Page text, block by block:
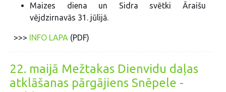
Maizes diena un Sidra svētki Āraišu
vējdzirnavās 31. jūlijā.
>>> INFO LAPA (PDF)
22. maijā Mežtakas Dienvidu daļas
atklāšanas pārgājiens Snēpele -